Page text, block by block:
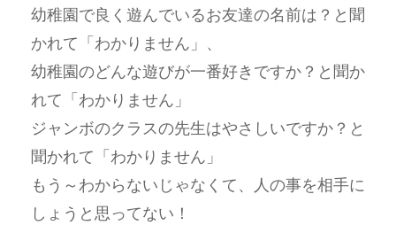
幼稚園で良く遊んでいるお友達の名前は？と聞
かれて「わかりません」、
幼稚園のどんな遊びが一番好きですか？と聞か
れて「わかりません」
ジャンボのクラスの先生はやさしいですか？と
聞かれて「わかりません」
もう～わからないじゃなくて、人の事を相手に
しょうと思ってない！